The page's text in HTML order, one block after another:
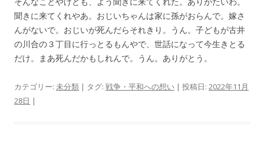
聞きに来てくれやあ。おじいちゃんは家に孫がおらんで。嫁さ
んがないで。おじいが死んだらそれきり。うん。子どもが古井
の川合の３丁目に行っとるもんやで、世話になって今生きとる
だけ。まあ死んだかもしれんで。うん。ありがとう。
カテゴリー: 未分類 | タグ: 戦争・平和への想い | 投稿日: 2022年11月
28日 |